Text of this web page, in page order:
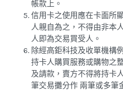
帳款上。
信用卡之使用應在卡面所
人親自為之，不得由非本
人即為交易買受人。
除經高鉅科技及收單機構
持卡人購買服務或購物之
及請款，賣方不得將持卡
筆交易攤分作 兩筆或多筆